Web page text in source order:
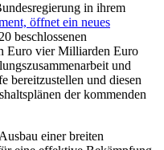
in ihrem
öffnet ein neues
beschlossenen
Euro vier Milliarden Euro
und
bereitzustellen und diesen
der kommenden
einer breiten